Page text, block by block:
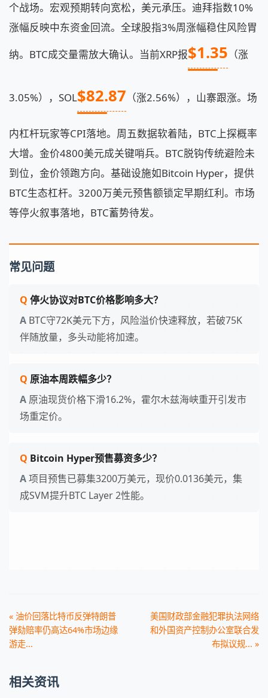
个战场。宏观预期转向宽松，美元承压。迪拜指数10%
涨幅反映中东资金回流。全球股指3%周涨幅稳住风险胃
纳。BTC成交量需放大确认。当前XRP报$1.35 （涨
3.05%），SOL$82.87 （涨2.56%），山寨跟涨。场
内杠杆玩家等CPI落地。周五数据软着陆，BTC上探概率
大增。金价4800美元成关键哨兵。BTC脱钩传统避险未
到位，金价领跑方向。基础设施如Bitcoin Hyper，提供
BTC生态杠杆。3200万美元预售额锁定早期红利。市场
等停火叙事落地，BTC蓄势待发。
常见问题
停火协议对BTC价格影响多大？
BTC守72K美元下方，风险溢价快速释放，若破75K
伴随放量，多头动能将加速。
原油本周跌幅多少？
原油现货价格下滑16.2%，霍尔木兹海峡重开引发市
场重定价。
Bitcoin Hyper预售募资多少？
项目预售已募集3200万美元，现价0.0136美元，集
成SVM提升BTC Layer 2性能。
« 油价回落比特币反弹特朗普
弹劾赔率仍高达64%市场边缘
游走...
美国财政部金融犯罪执法网络
和外国资产控制办公室联合发
布拟议规... »
相关资讯